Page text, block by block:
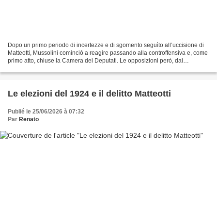
Dopo un primo periodo di incertezze e di sgomento seguìto all’uccisione di
Matteotti, Mussolini cominciò a reagire passando alla controffensiva e, come
primo atto, chiuse la Camera dei Deputati. Le opposizioni però, dai
Le elezioni del 1924 e il delitto Matteotti
Publié le 25/06/2026 à 07:32
Par Renato